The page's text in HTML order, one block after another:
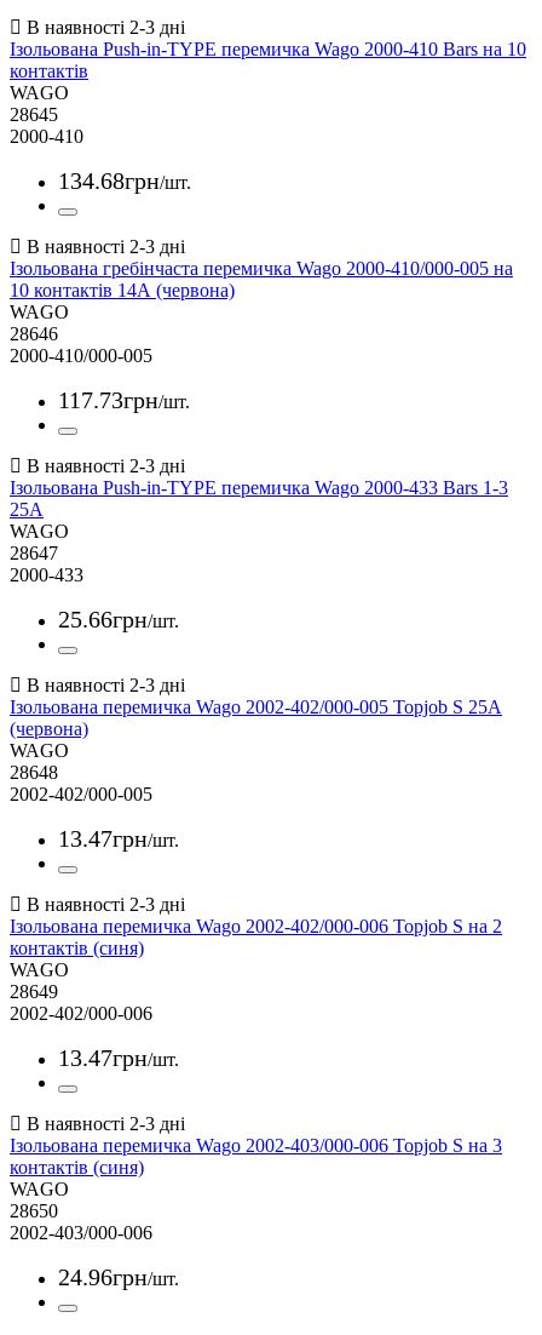
Ізольована Push-in-TYPE перемичка Wago 2000-410 Bars на 10
контактів
WAGO
28645
2000-410
134.68грн/шт.
Ізольована гребінчаста перемичка Wago 2000-410/000-005 на
10 контактів 14А (червона)
WAGO
28646
2000-410/000-005
117.73грн/шт.
Ізольована Push-in-TYPE перемичка Wago 2000-433 Bars 1-3
25А
WAGO
28647
2000-433
25.66грн/шт.
Ізольована перемичка Wago 2002-402/000-005 Topjob S 25А
(червона)
WAGO
28648
2002-402/000-005
13.47грн/шт.
Ізольована перемичка Wago 2002-402/000-006 Topjob S на 2
контактів (синя)
WAGO
28649
2002-402/000-006
13.47грн/шт.
Ізольована перемичка Wago 2002-403/000-006 Topjob S на 3
контактів (синя)
WAGO
28650
2002-403/000-006
24.96грн/шт.